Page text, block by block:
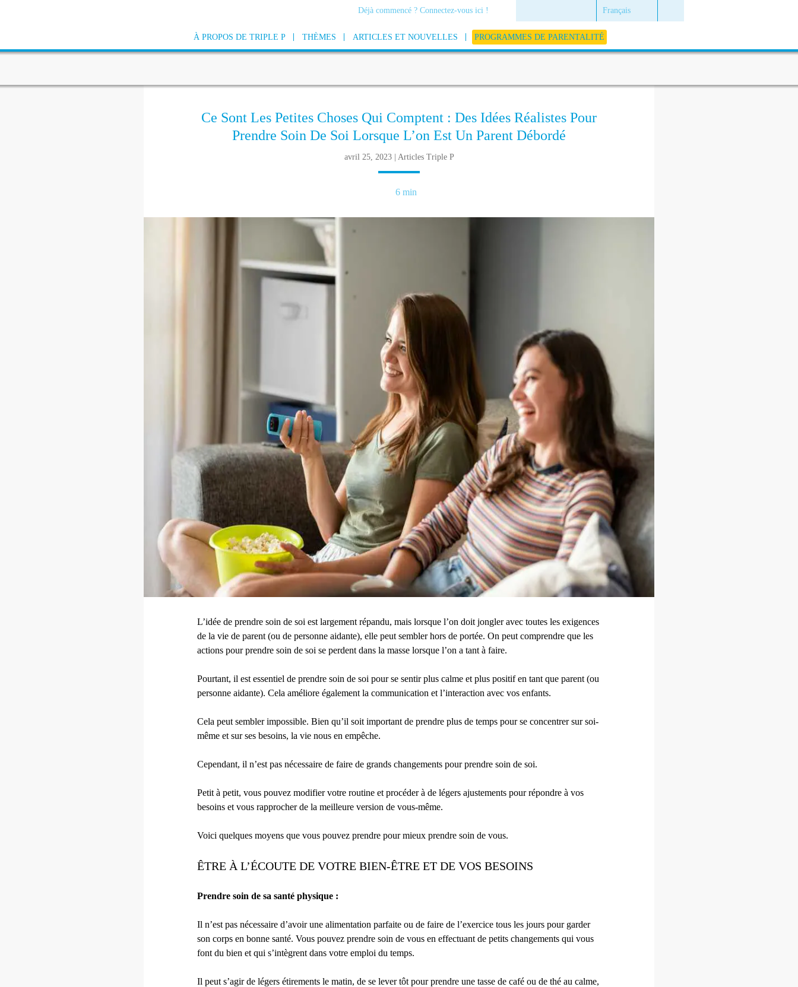
Déjà commencé ? Connectez-vous ici ! Français
À PROPOS DE TRIPLE P THÈMES ARTICLES ET NOUVELLES PROGRAMMES DE PARENTALITÉ
Ce Sont Les Petites Choses Qui Comptent : Des Idées Réalistes Pour
Prendre Soin De Soi Lorsque L’on Est Un Parent Débordé
avril 25, 2023 | Articles Triple P
6 min
L’idée de prendre soin de soi est largement répandu, mais lorsque l’on doit jongler avec toutes les exigences
de la vie de parent (ou de personne aidante), elle peut sembler hors de portée. On peut comprendre que les
actions pour prendre soin de soi se perdent dans la masse lorsque l’on a tant à faire.
Pourtant, il est essentiel de prendre soin de soi pour se sentir plus calme et plus positif en tant que parent (ou
personne aidante). Cela améliore également la communication et l’interaction avec vos enfants.
Cela peut sembler impossible. Bien qu’il soit important de prendre plus de temps pour se concentrer sur soi-
même et sur ses besoins, la vie nous en empêche.
Cependant, il n’est pas nécessaire de faire de grands changements pour prendre soin de soi.
Petit à petit, vous pouvez modifier votre routine et procéder à de légers ajustements pour répondre à vos
besoins et vous rapprocher de la meilleure version de vous-même.
Voici quelques moyens que vous pouvez prendre pour mieux prendre soin de vous.
ÊTRE À L’ÉCOUTE DE VOTRE BIEN-ÊTRE ET DE VOS BESOINS
Prendre soin de sa santé physique :
Il n’est pas nécessaire d’avoir une alimentation parfaite ou de faire de l’exercice tous les jours pour garder
son corps en bonne santé. Vous pouvez prendre soin de vous en effectuant de petits changements qui vous
font du bien et qui s’intègrent dans votre emploi du temps.
Il peut s’agir de légers étirements le matin, de se lever tôt pour prendre une tasse de café ou de thé au calme,